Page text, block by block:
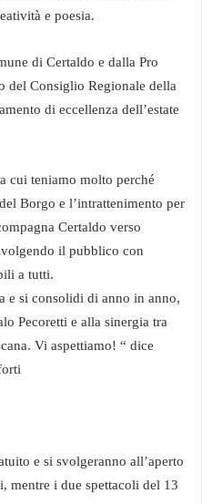
e poesia.
di Certaldo e dalla Pro
del Consiglio Regionale della
di eccellenza dell’estate
cui teniamo molto perché
Borgo e l’intrattenimento per
Certaldo verso
il pubblico con
a tutti.
e si consolidi di anno in anno,
Pecoretti e alla sinergia tra
Vi aspettiamo! “ dice
e si svolgeranno all’aperto
mentre i due spettacoli del 13